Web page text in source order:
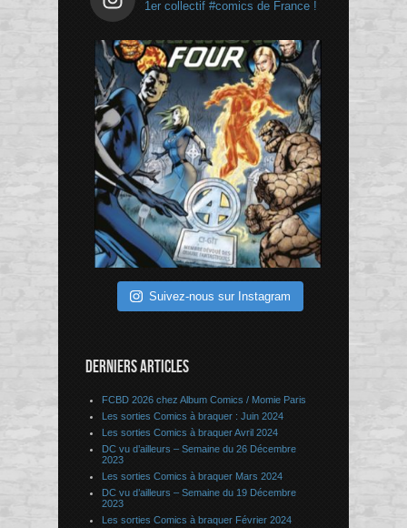
1er collectif #comics de France !
Suivez-nous sur Instagram
DERNIERS ARTICLES
FCBD 2026 chez Album Comics / Momie Paris
Les sorties Comics à braquer : Juin 2024
Les sorties Comics à braquer Avril 2024
DC vu d’ailleurs – Semaine du 26 Décembre
2023
Les sorties Comics à braquer Mars 2024
DC vu d’ailleurs – Semaine du 19 Décembre
2023
Les sorties Comics à braquer Février 2024